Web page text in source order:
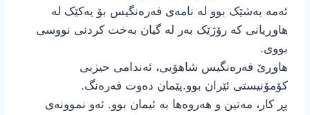
ئەمە بەشێک بوو لە نامەی فەرەنگیس بۆ یەکێک لە
هاوڕیانی کە رۆژێک بەر لە گیان بەخت کردنی نووسی
بووی.
هاوڕێ فەرەنگیس شاهۆیی، ئەندامی حیزبی
کۆمۆنیستی ئێران بوو.پێمان دەوت فەرەنگ.
پڕ کار، مەتین و هەروەها بە ئیمان بوو. ئەو نموونەی